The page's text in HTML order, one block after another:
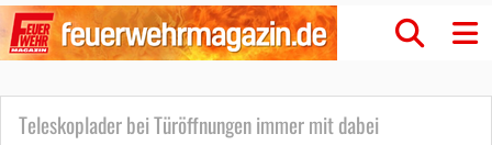
Teleskoplader bei Türöffnungen immer mit dabei